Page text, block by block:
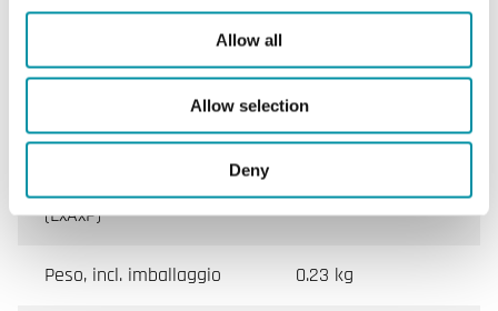
Allow all
Allow selection
Deny
stoccaggio
Montaggio Stanza, Parete
Dimensioni esterne
(LxAxP)
128x80x55 mm
Peso, incl. imballaggio 0.23 kg